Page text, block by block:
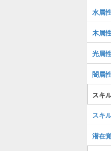
水属
木属
光属
闇属
スキ
スキ
潜在